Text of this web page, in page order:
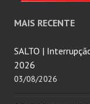
MAIS RECENTE
SALTO |
2026
03/08/2026